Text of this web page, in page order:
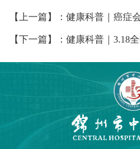
【下一篇】：健康科普｜3.18